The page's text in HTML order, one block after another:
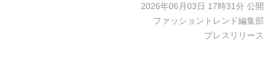
2026年06月03日 17時31分 公開
ファッショントレンド編集部
プレスリリース